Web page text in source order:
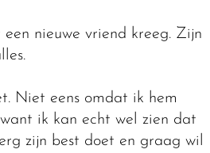
een nieuwe vriend kreeg. Zijn
Niet eens omdat ik hem
ik kan echt wel zien dat
zijn best doet en graag wil